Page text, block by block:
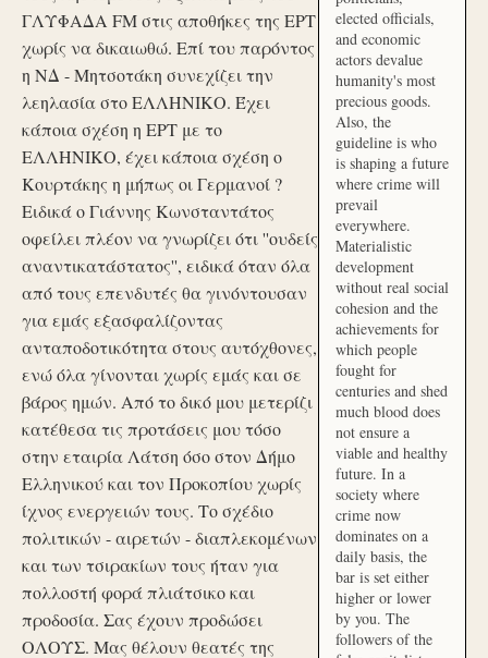
ΓΛΥΦΑΔΑ FM στις αποθήκες της ΕΡΤ
χωρίς να δικαιωθώ. Επί του παρόντος
η ΝΔ - Μητσοτάκη συνεχίζει την
λεηλασία στο ΕΛΛΗΝΙΚΟ. Έχει
κάποια σχέση η ΕΡΤ με το
ΕΛΛΗΝΙΚΟ, έχει κάποια σχέση ο
Κουρτάκης η μήπως οι Γερμανοί ?
Ειδικά ο Γιάννης Κωνσταντάτος
οφείλει πλέον να γνωρίζει ότι ''ουδείς
αναντικατάστατος'', ειδικά όταν όλα
από τους επενδυτές θα γινόντουσαν
για εμάς εξασφαλίζοντας
ανταποδοτικότητα στους αυτόχθονες,
ενώ όλα γίνονται χωρίς εμάς και σε
βάρος ημών. Από το δικό μου μετερίζι
κατέθεσα τις προτάσεις μου τόσο
στην εταιρία Λάτση όσο στον Δήμο
Ελληνικού και τον Προκοπίου χωρίς
ίχνος ενεργειών τους. Το σχέδιο
πολιτικών - αιρετών - διαπλεκομένων
και των τσιρακίων τους ήταν για
πολλοστή φορά πλιάτσικο και
προδοσία. Σας έχουν προδώσει
ΟΛΟΥΣ. Μας θέλουν θεατές της
elected officials,
and economic
actors devalue
humanity's most
precious goods.
Also, the
guideline is who
is shaping a future
where crime will
prevail
everywhere.
Materialistic
development
without real social
cohesion and the
achievements for
which people
fought for
centuries and shed
much blood does
not ensure a
viable and healthy
future. In a
society where
crime now
dominates on a
daily basis, the
bar is set either
higher or lower
by you. The
followers of the